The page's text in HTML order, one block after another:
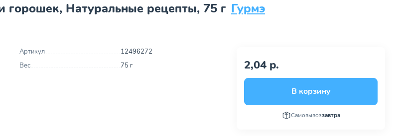
горошек, Натуральные рецепты, 75 г Гурмэ
Артикул
12496272
Вес
75 г 2,04 р.
В корзину
Самовывоззавтра